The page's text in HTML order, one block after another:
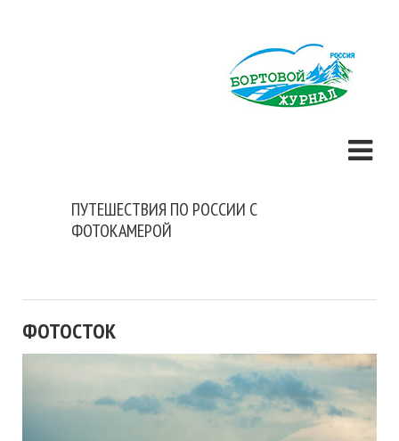
ПУТЕШЕСТВИЯ ПО РОССИИ С
ФОТОКАМЕРОЙ
ФОТОСТОК